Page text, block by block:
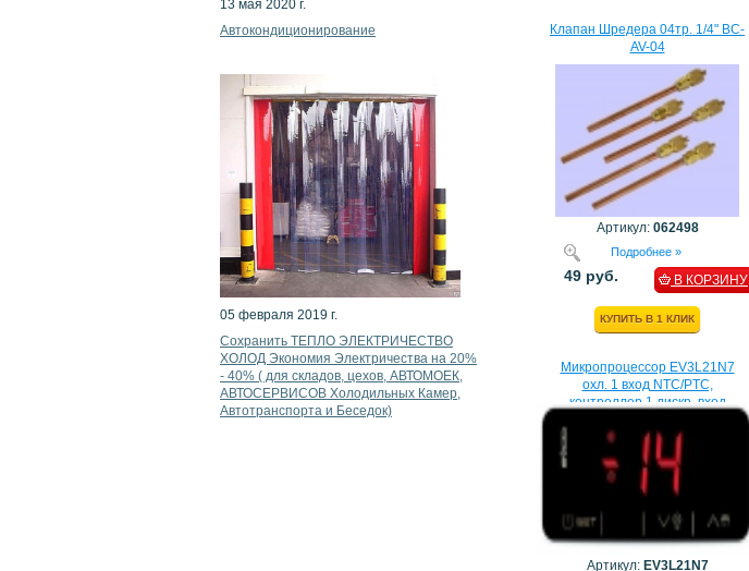
Клапан Шредера 04тр. 1/4" BC-
AV-04
Артикул: 062498
Подробнее »
49 руб. В КОРЗИНУ
КУПИТЬ В 1 КЛИК
Микропроцессор EV3L21N7
охл. 1 вход NTC/PTC,
контроллер 1 дискр. вход
Артикул: EV3L21N7
13 мая 2020 г.
Автокондиционирование
05 февраля 2019 г.
Сохранить ТЕПЛО ЭЛЕКТРИЧЕСТВО
ХОЛОД Экономия Электричества на 20%
- 40% ( для складов, цехов, АВТОМОЕК,
АВТОСЕРВИСОВ Холодильных Камер,
Автотранспорта и Беседок)